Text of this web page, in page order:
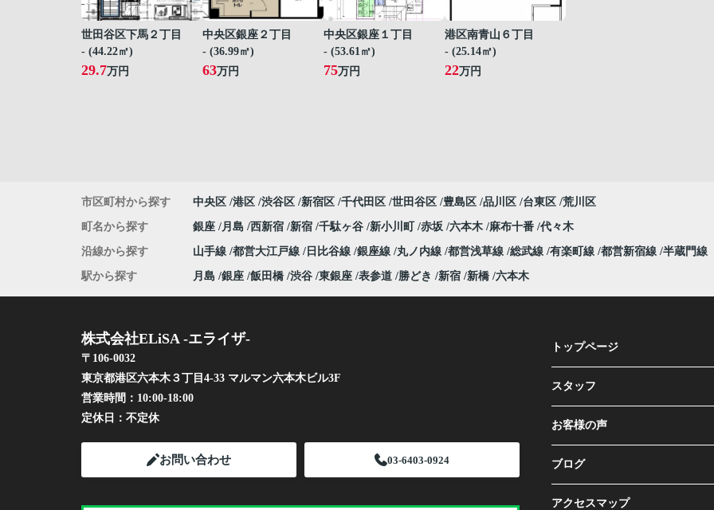
世田谷区下馬２丁目
- (44.22㎡)
29.7万円
中央区銀座２丁目
- (36.99㎡)
63万円
中央区銀座１丁目
- (53.61㎡)
75万円
港区南青山６丁目
- (25.14㎡)
22万円
市区町村から探す 中央区 港区 渋谷区 新宿区 千代田区 世田谷区 豊島区 品川区 台東区 荒川区
町名から探す 銀座 月島 西新宿 新宿 千駄ヶ谷 新小川町 赤坂 六本木 麻布十番 代々木
沿線から探す 山手線 都営大江戸線 日比谷線 銀座線 丸ノ内線 都営浅草線 総武線 有楽町線 都営新宿線 半蔵門線
駅から探す 月島 銀座 飯田橋 渋谷 東銀座 表参道 勝どき 新宿 新橋 六本木
株式会社ELiSA -エライザ-
〒106-0032
東京都港区六本木３丁目4-33 マルマン六本木ビル3F
営業時間： 10:00-18:00
定休日： 不定休
お問い合わせ 03-6403-0924
トップページ
スタッフ
お客様の声
ブログ
アクセスマップ